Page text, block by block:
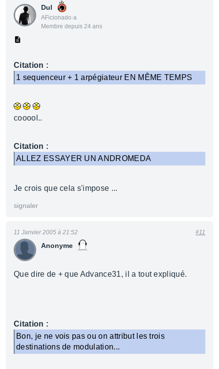
Dul
AFicionado·a
Membre depuis 24 ans
Citation :
1 sequenceur + 1 arpégiateur EN MÊME TEMPS
cooool..
Citation :
ALLEZ ESSAYER UN ANDROMEDA
Je crois que cela s'impose ...
signaler
Anonyme
11 Janvier 2005 à 21:52 #11
Que dire de + que Advance31, il a tout expliqué.
Citation :
Bon, je ne vois pas ou on attribut les trois
destinations de modulation...